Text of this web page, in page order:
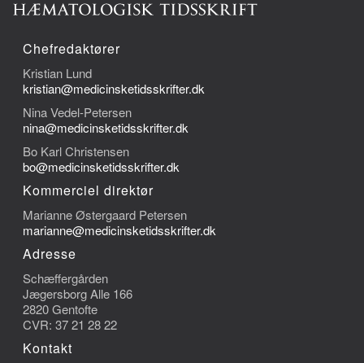
Chefredaktører
Kristian Lund
kristian@medicinsketidsskrifter.dk
Nina Vedel-Petersen
nina@medicinsketidsskrifter.dk
Bo Karl Christensen
bo@medicinsketidsskrifter.dk
Kommerciel direktør
Marianne Østergaard Petersen
marianne@medicinsketidsskrifter.dk
Adresse
Schæffergården
Jægersborg Alle 166
2820 Gentofte
CVR: 37 21 28 22
Kontakt